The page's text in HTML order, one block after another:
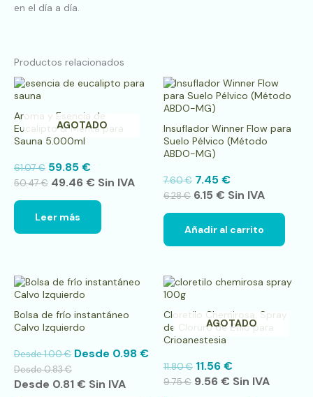
en el día a día.
Productos relacionados
AGOTADO
Aroma y Esencia de
Eucalipto & Menta para
Sauna 5.000ml
61.07€ 59.85€
50.47€ 49.46€ Sin IVA
Leer más
Insuflador Winner Flow para
Suelo Pélvico (Método
ABDO-MG)
7.60€ 7.45€
6.28€ 6.15 € Sin IVA
Añadir al carrito
Bolsa de frío instantáneo
Calvo Izquierdo
Desde1.00€ Desde 0.98€
Desde0.83€
Desde 0.81€ Sin IVA
Este
producto
múltiples
variantes.
Las
pueden
AGOTADO
Cloretilo Chemirosa. Spray
de Cloruro de Etilo para
Crioanestesia
11.80€ 11.56€
9.75€ 9.56€ Sin IVA